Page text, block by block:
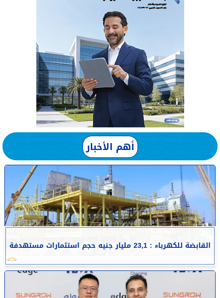
أهم الأخبار
القابضة للكهرباء : 23,1 مليار جنيه حجم استثمارات مستهدفة